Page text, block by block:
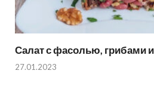
Салат с фасолью, грибами
27.01.2023